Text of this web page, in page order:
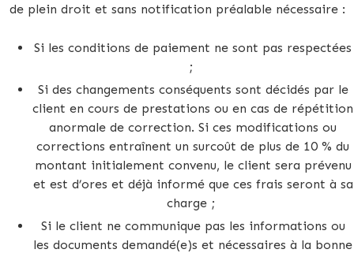
de plein droit et sans notification préalable nécessaire :
Si les conditions de paiement ne sont pas respectées
;
Si des changements conséquents sont décidés par le
client en cours de prestations ou en cas de répétition
anormale de correction. Si ces modifications ou
corrections entraînent un surcoût de plus de 10 % du
montant initialement convenu, le client sera prévenu
et est d’ores et déjà informé que ces frais seront à sa
charge ;
Si le client ne communique pas les informations ou
les documents demandé(e)s et nécessaires à la bonne